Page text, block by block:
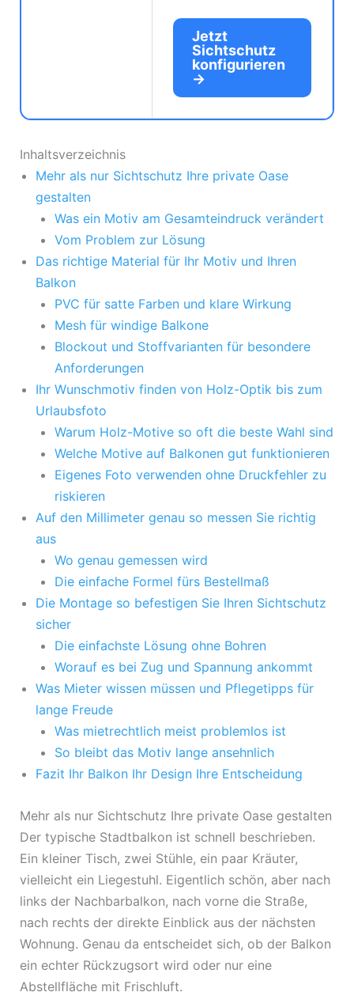
Jetzt
Sichtschutz
konfigurieren
→
Inhaltsverzeichnis
Mehr als nur Sichtschutz Ihre private Oase
gestalten
Was ein Motiv am Gesamteindruck verändert
Vom Problem zur Lösung
Das richtige Material für Ihr Motiv und Ihren
Balkon
PVC für satte Farben und klare Wirkung
Mesh für windige Balkone
Blockout und Stoffvarianten für besondere
Anforderungen
Ihr Wunschmotiv finden von Holz-Optik bis zum
Urlaubsfoto
Warum Holz-Motive so oft die beste Wahl sind
Welche Motive auf Balkonen gut funktionieren
Eigenes Foto verwenden ohne Druckfehler zu
riskieren
Auf den Millimeter genau so messen Sie richtig
aus
Wo genau gemessen wird
Die einfache Formel fürs Bestellmaß
Die Montage so befestigen Sie Ihren Sichtschutz
sicher
Die einfachste Lösung ohne Bohren
Worauf es bei Zug und Spannung ankommt
Was Mieter wissen müssen und Pflegetipps für
lange Freude
Was mietrechtlich meist problemlos ist
So bleibt das Motiv lange ansehnlich
Fazit Ihr Balkon Ihr Design Ihre Entscheidung
Mehr als nur Sichtschutz Ihre private Oase gestalten
Der typische Stadtbalkon ist schnell beschrieben.
Ein kleiner Tisch, zwei Stühle, ein paar Kräuter,
vielleicht ein Liegestuhl. Eigentlich schön, aber nach
links der Nachbarbalkon, nach vorne die Straße,
nach rechts der direkte Einblick aus der nächsten
Wohnung. Genau da entscheidet sich, ob der Balkon
ein echter Rückzugsort wird oder nur eine
Abstellfläche mit Frischluft.